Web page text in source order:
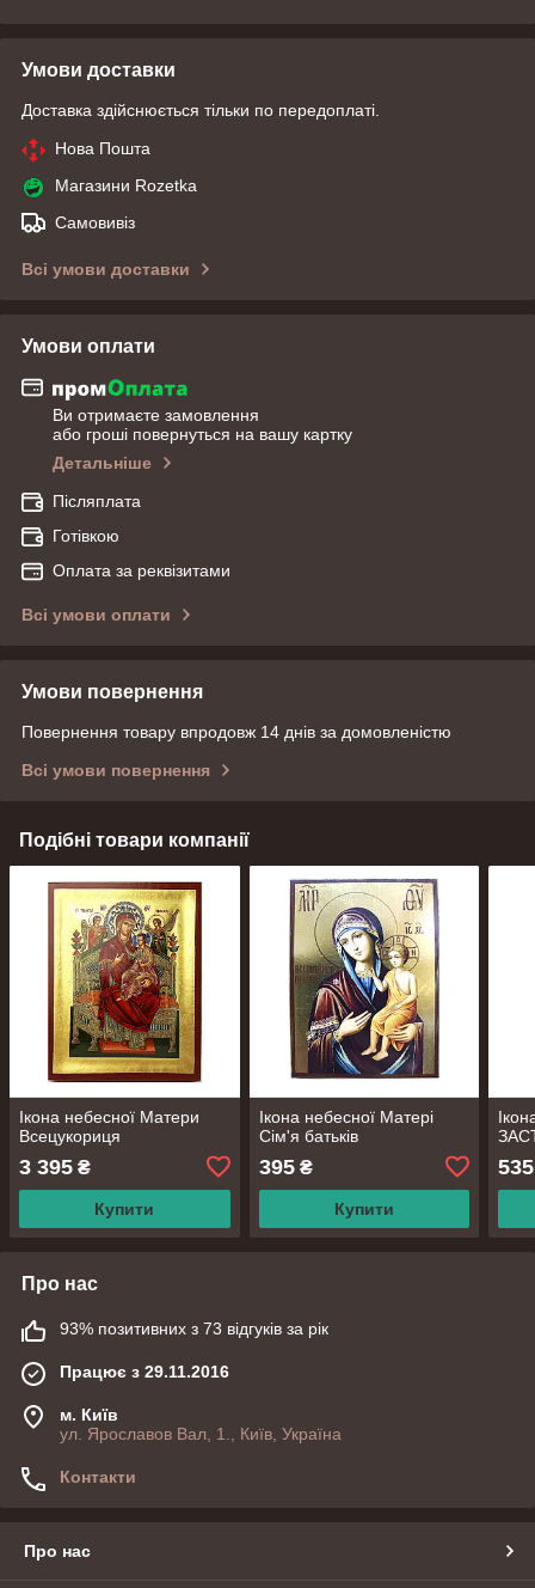
Умови доставки
Доставка здійснюється тільки по передоплаті.
Нова Пошта
Магазини Rozetka
Самовивіз
Всі умови доставки
Умови оплати
Ви отримаєте замовлення
або гроші повернуться на вашу картку
Детальніше
Післяплата
Готівкою
Оплата за реквізитами
Всі умови оплати
Умови повернення
Повернення товару впродовж 14 днів за домовленістю
Всі умови повернення
Подібні товари компанії
Ікона небесної Матери
Всецукориця
3 395 ₴
Купити
Ікона небесної Матері
Сім'я батьків
395₴
Купити
535
Про нас
93% позитивних з 73 відгуків за рік
Працює з 29.11.2016
м. Київ
ул. Ярославов Вал, 1., Київ, Україна
Контакти
Про нас